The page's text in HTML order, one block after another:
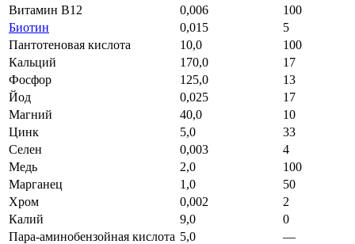
Витамин B12
0,006
100
Биотин
0,015
5
Пантотеновая кислота
10,0
100
Кальций
170,0
17
Фосфор
125,0
13
Йод
0,025
17
Магний
40,0
10
Цинк
5,0
33
Селен
0,003
4
Медь
2,0
100
Марганец
1,0
50
Хром
0,002
2
Калий
9,0
0
Пара-аминобензойная кислота 5,0
—